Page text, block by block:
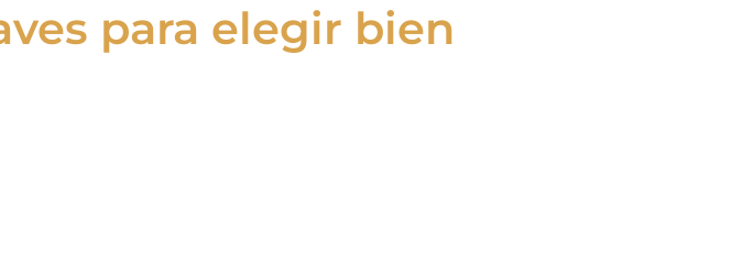
para elegir bien